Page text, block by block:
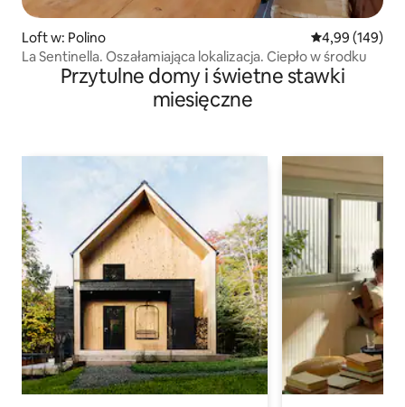
Loft w: Polino Średnia
4,99 (149)
La Sentinella. Oszałamiająca lokalizacja. Ciepło w środku
Przytulne domy i świetne stawki
miesięczne